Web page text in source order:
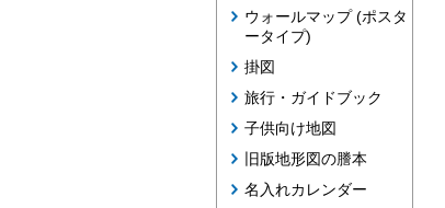
ウォールマップ (ポスタ
ータイプ)
掛図
旅行・ガイドブック
子供向け地図
旧版地形図の謄本
名入れカレンダー